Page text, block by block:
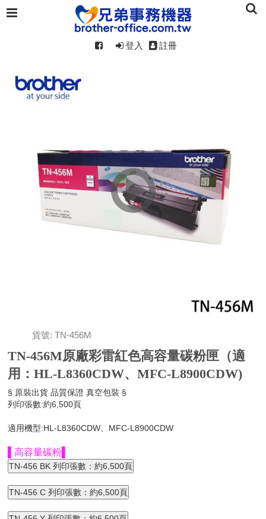
登入 註冊
貨號: TN-456M
TN-456M原廠彩雷紅色高容量碳粉匣（適
用：HL-L8360CDW、MFC-L8900CDW)
§ 原裝出貨 品質保證 真空包裝 §
列印張數:約6,500頁
適用機型:HL-L8360CDW、MFC-L8900CDW
▌高容量碳粉▌